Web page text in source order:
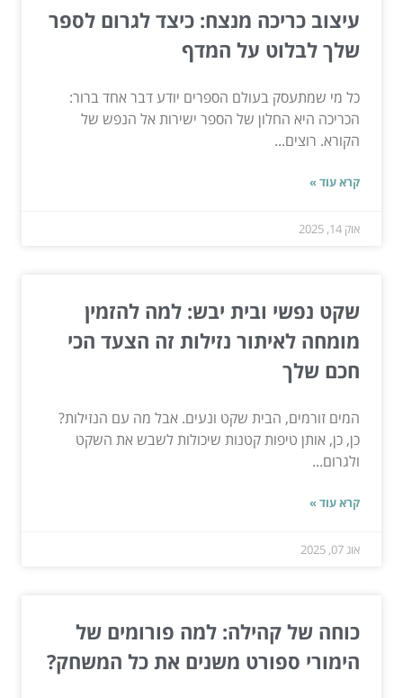
עיצוב כריכה מנצח: כיצד לגרום לספר
שלך לבלוט על המדף
כל מי שמתעסק בעולם הספרים יודע דבר אחד ברור:
הכריכה היא החלון של הספר ישירות אל הנפש של
הקורא. רוצים...
קרא עוד »
אוק 14, 2025
שקט נפשי ובית יבש: למה להזמין
מומחה לאיתור נזילות זה הצעד הכי
חכם שלך
המים זורמים, הבית שקט ונעים. אבל מה עם הנזילות?
כן, כן, אותן טיפות קטנות שיכולות לשבש את השקט
ולגרום...
קרא עוד »
אוג 07, 2025
כוחה של קהילה: למה פורומים של
הימורי ספורט משנים את כל המשחק?